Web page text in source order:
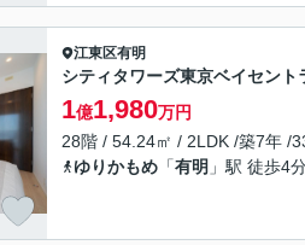
江東区有明
シティタワーズ東京ベイセント
1億1,980万円
28階 / 54.24㎡ / 2LDK /築7年 /
ゆりかもめ 「有明 」駅 徒歩4